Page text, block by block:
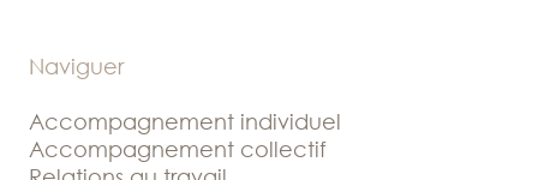
Naviguer
Accompagnement individuel
Accompagnement collectif